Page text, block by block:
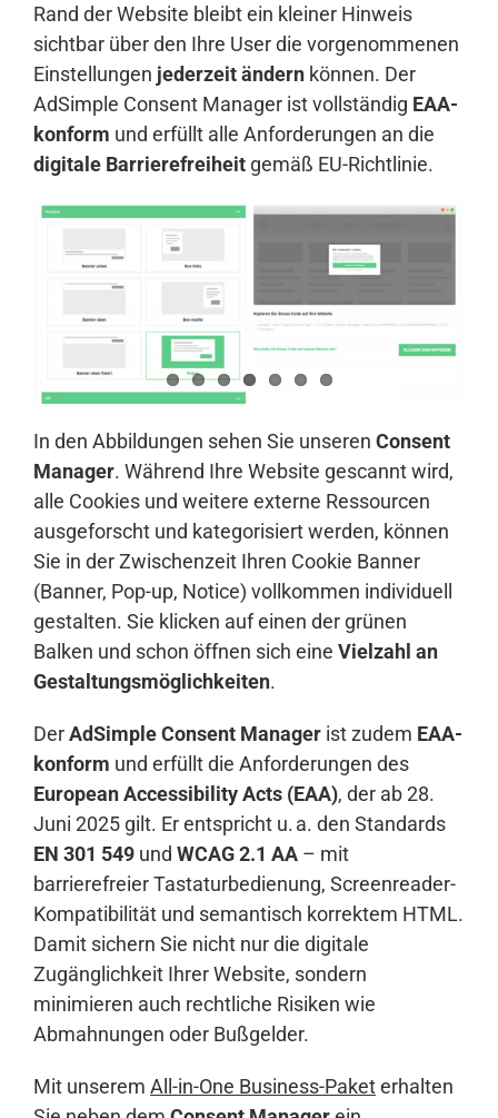
Rand der Website bleibt ein kleiner Hinweis
sichtbar über den Ihre User die vorgenommenen
Einstellungen jederzeit ändern können. Der
AdSimple Consent Manager ist vollständig EAA-
konform und erfüllt alle Anforderungen an die
digitale Barrierefreiheit gemäß EU-Richtlinie.
In den Abbildungen sehen Sie unseren Consent
Manager. Während Ihre Website gescannt wird,
alle Cookies und weitere externe Ressourcen
ausgeforscht und kategorisiert werden, können
Sie in der Zwischenzeit Ihren Cookie Banner
(Banner, Pop-up, Notice) vollkommen individuell
gestalten. Sie klicken auf einen der grünen
Balken und schon öffnen sich eine Vielzahl an
Gestaltungsmöglichkeiten.
DerAdSimple Consent Manager ist zudem EAA-
konform und erfüllt die Anforderungen des
European Accessibility Acts (EAA), der ab 28.
Juni 2025 gilt. Er entspricht u. a. den Standards
EN 301 549 und WCAG 2.1 AA – mit
barrierefreier Tastaturbedienung, Screenreader-
Kompatibilität und semantisch korrektem HTML.
Damit sichern Sie nicht nur die digitale
Zugänglichkeit Ihrer Website, sondern
minimieren auch rechtliche Risiken wie
Abmahnungen oder Bußgelder.
Mit unserem All-in-One Business-Paketerhalten